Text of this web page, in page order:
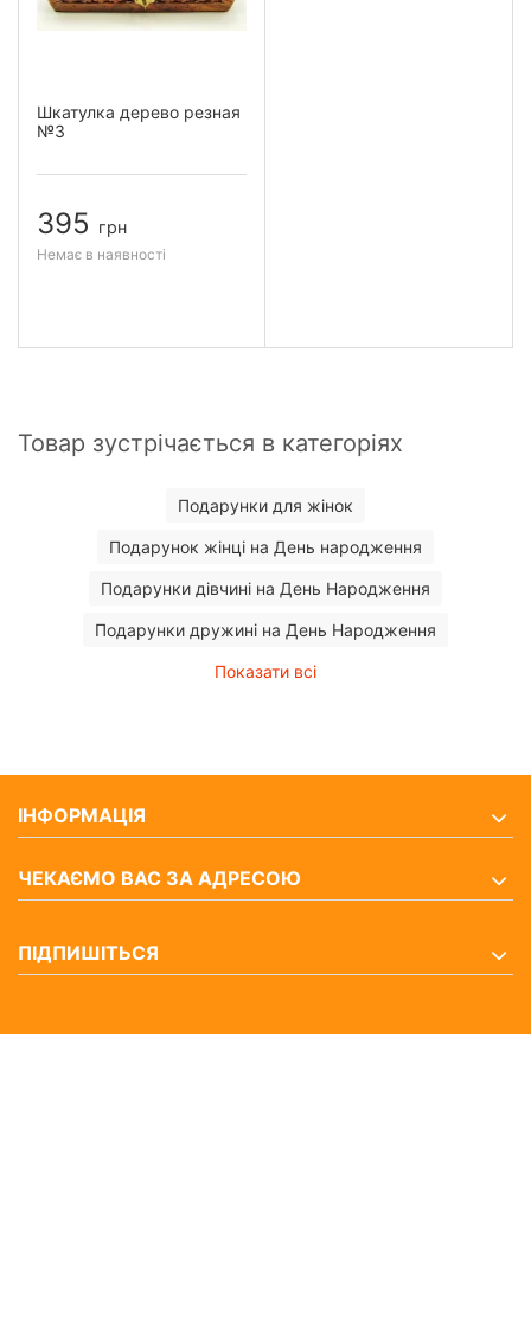
Шкатулка дерево резная
№3
395 грн
Немає в наявності
Товар зустрічається в категоріях
Подарунки для жінок
Подарунок жінці на День народження
Подарунки дівчині на День Народження
Подарунки дружині на День Народження
Показати всі
ІНФОРМАЦІЯ
ЧЕКАЄМО ВАС ЗА АДРЕСОЮ
ПІДПИШІТЬСЯ